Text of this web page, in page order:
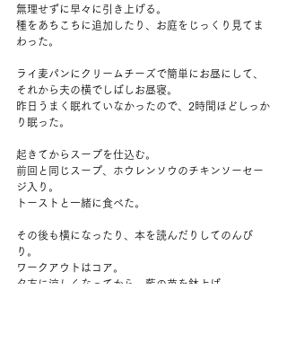
無理せずに早々に引き上げる。
種をあちこちに追加したり、お庭をじっくり見てま
わった。
ライ麦パンにクリームチーズで簡単にお昼にして、
それから夫の横でしばしお昼寝。
昨日うまく眠れていなかったので、2時間ほどしっか
り眠った。
起きてからスープを仕込む。
前回と同じスープ、ホウレンソウのチキンソーセー
ジ入り。
トーストと一緒に食べた。
その後も横になったり、本を読んだりしてのんび
り。
ワークアウトはコア。
夕方に涼しくなってから、藍の苗を鉢上げ。